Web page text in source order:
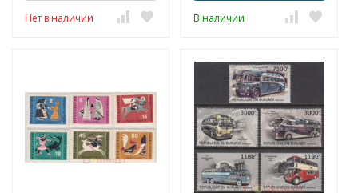
Нет в наличии В наличии